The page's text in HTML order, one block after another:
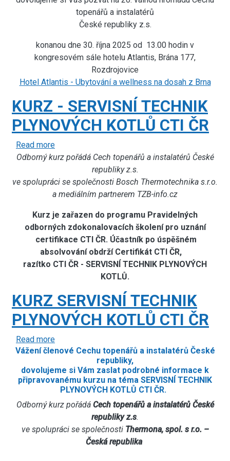
Cechu
topenářů
instalatérů
ČR
topenářů a instalatérů
České republiky z.s.
konanou dne 30. října 2025 od 13.00 hodin v
kongresovém sále hotelu Atlantis, Brána 177,
Rozdrojovice
Hotel Atlantis - Ubytování a wellness na dosah z Brna
KURZ - SERVISNÍ TECHNIK
PLYNOVÝCH KOTLŮ CTI ČR
Read more
KURZ
SERVISNÍ
TECHNIK
KOTLŮ
CTI
ČR
Odborný kurz pořádá Cech topenářů a instalatérů České
republiky z.s.
ve spolupráci se společnosti Bosch Thermotechnika s.r.o.
a mediálním partnerem TZB-info.cz
Kurz je zařazen do programu Pravidelných
odborných zdokonalovacích školení pro uznání
certifikace CTI ČR. Účastník po úspěšném
absolvování obdrží Certifikát CTI ČR,
razítko CTI ČR - SERVISNÍ TECHNIK PLYNOVÝCH
KOTLŮ.
KURZ SERVISNÍ TECHNIK
PLYNOVÝCH KOTLŮ CTI ČR
Read more
KURZ
TECHNIK
PLYNOVÝCH
KOTLŮ
ČR
Vážení členové Cechu topenářů a instalatérů České
republiky,
dovolujeme si Vám zaslat podrobné informace k
připravovanému kurzu na téma SERVISNÍ TECHNIK
PLYNOVÝCH KOTLŮ CTI ČR.
Odborný kurz pořádá Cech topenářů a instalatérů České
republiky z.s.
ve spolupráci se společnosti Thermona, spol. s r.o. –
Česká republika